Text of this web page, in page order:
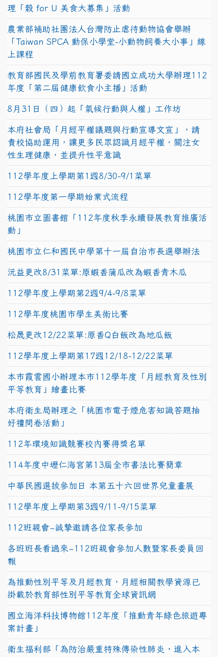
理「穀 for U 美食大募集」活動
農業部補助社團法人台灣防止虐待動物協會舉辦
「Taiwan SPCA 動保小學堂-小動物飼養大小事」線
上課程
教育部國民及學前教育署委請國立成功大學辦理112
年度「第二屆健康飲食小主播」活動
8月31日（四）起「氣候行動與人權」工作坊
本府社會局「月經平權議題與行動宣導文宣」，請
貴校協助運用，讓更多民眾認識月經平權，關注女
性生理健康，並提升性平意識
112學年度上學期第1週8/30-9/1菜單
112學年度第一學期始業式流程
桃園市立圖書館「112年度秋季永續發展教育推廣活
動」
桃園市立仁和國民中學第十一屆自治市長選舉辦法
沅益更改8/31菜單:原蝦香蒲瓜改為蝦香青木瓜
112學年度上學期第2週9/4-9/8菜單
112學年度桃園市學生美術比賽
松晟更改12/22菜單:原香Q白飯改為地瓜飯
112學年度上學期第17週12/18-12/22菜單
本市霞雲國小辦理本市112學年度「月經教育及性別
平等教育」繪畫比賽
本府衛生局辦理之「桃園市電子煙危害知識答題抽
好禮問卷活動」
112年環境知識競賽校內賽得獎名單
114年度中壢仁海宮第13屆全市書法比賽簡章
中華民國選拔參加日 本第五十六回世界兒童畫展
112學年度上學期第3週9/11-9/15菜單
112班親會~誠摯邀請各位家長參加
各班班長看過來~112班親會參加人數暨家長委員回
報
為推動性別平等及月經教育，月經相關教學資源已
掛載於教育部性別平等教育全球資訊網
國立海洋科技博物館112年度「推動青年綠色旅遊專
案計畫」
衛生福利部「為防治嚴重特殊傳染性肺炎，進入本